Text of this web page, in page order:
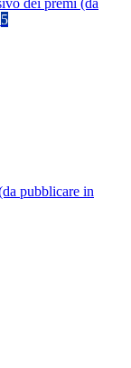
dei premi (da
5
pubblicare in